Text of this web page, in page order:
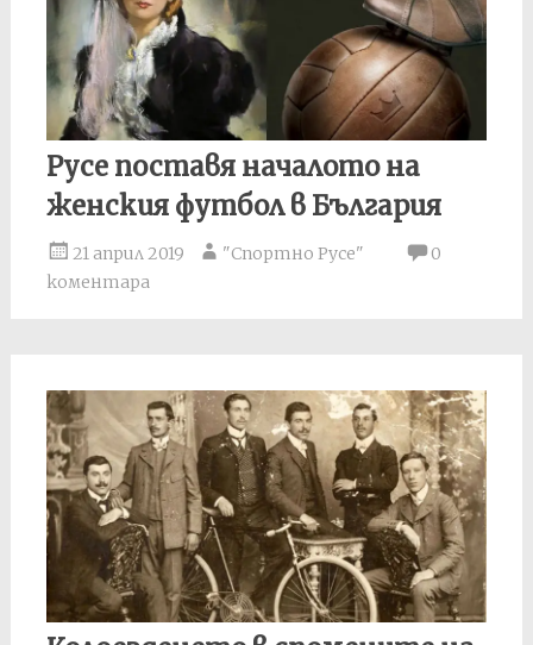
Русе поставя началото на
женския футбол в България
21 април 2019 "Спортно Русе"
0
коментара